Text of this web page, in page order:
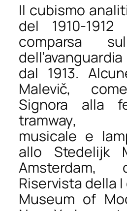
Il cubismo
del 1910-
comparsa
dal 1913.
Malevič,
Signora alla
tramway,
musicale e
allo Stedelijk
Riservista della
Museum of